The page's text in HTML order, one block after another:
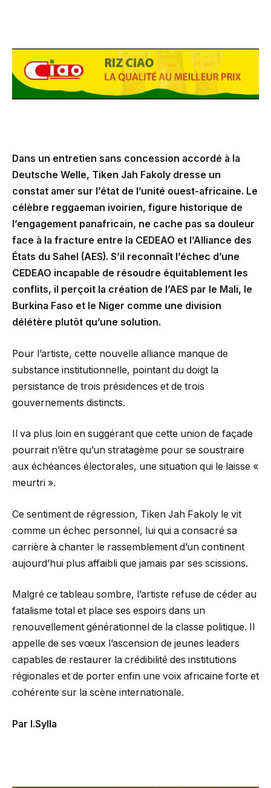
Dans un entretien sans concession accordé à la
Deutsche Welle, Tiken Jah Fakoly dresse un
constat amer sur l’état de l’unité ouest-africaine. Le
célèbre reggaeman ivoirien, figure historique de
l’engagement panafricain, ne cache pas sa douleur
face à la fracture entre la CEDEAO et l’Alliance des
États du Sahel (AES). S’il reconnaît l’échec d’une
CEDEAO incapable de résoudre équitablement les
conflits, il perçoit la création de l’AES par le Mali, le
Burkina Faso et le Niger comme une division
délétère plutôt qu’une solution.
Pour l’artiste, cette nouvelle alliance manque de
substance institutionnelle, pointant du doigt la
persistance de trois présidences et de trois
gouvernements distincts.
Il va plus loin en suggérant que cette union de façade
pourrait n’être qu’un stratagème pour se soustraire
aux échéances électorales, une situation qui le laisse «
meurtri ».
Ce sentiment de régression, Tiken Jah Fakoly le vit
comme un échec personnel, lui qui a consacré sa
carrière à chanter le rassemblement d’un continent
aujourd’hui plus affaibli que jamais par ses scissions.
Malgré ce tableau sombre, l’artiste refuse de céder au
fatalisme total et place ses espoirs dans un
renouvellement générationnel de la classe politique. Il
appelle de ses vœux l’ascension de jeunes leaders
capables de restaurer la crédibilité des institutions
régionales et de porter enfin une voix africaine forte et
cohérente sur la scène internationale.
Par I.Sylla